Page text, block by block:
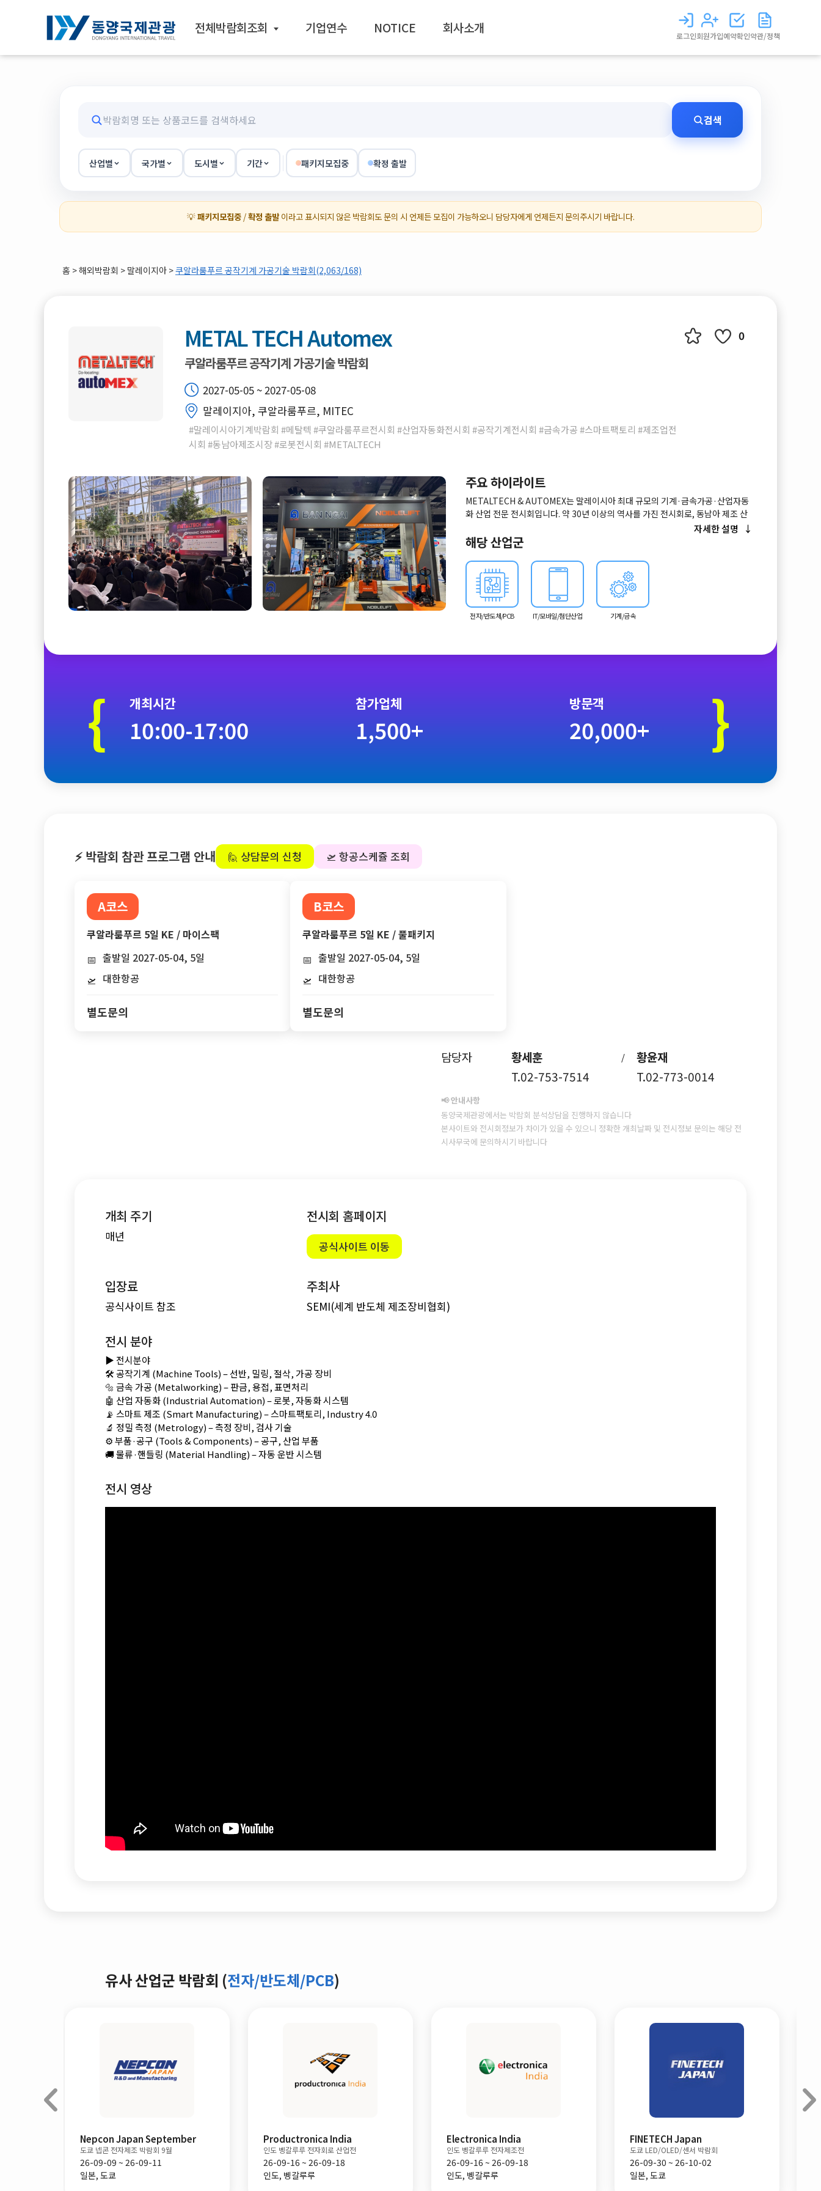
전체박람회조회 기업연수 NOTICE 회사소개
로그인회원가입예약확인약관/정책
검색
산업별 국가별 도시별 기간 패키지모집중 확정 출발
💡패키지모집중/확정 출발이라고 표시되지 않은 박람회도 문의 시 언제든 모집이 가능하오니 담당자에게 언제든지 문의주시기 바랍니다.
홈 >해외박람회 > 말레이지아 >쿠알라룸푸르 공작기계 가공기술 박람회(2,063/168)
METAL TECH Automex
쿠알라룸푸르 공작기계 가공기술 박람회
2027-05-05 ~ 2027-05-08
말레이지아, 쿠알라룸푸르, MITEC
#말레이시아기계박람회 #메탈텍 #쿠알라룸푸르전시회 #산업자동화전시회 #공작기계전시회 #금속가공 #스마트팩토리 #제조업전
시회 #동남아제조시장 #로봇전시회 #METALTECH
0
주요 하이라이트
METALTECH & AUTOMEX는 말레이시아 최대 규모의 기계·금속가공·산업자동
화 산업 전문 전시회입니다. 약 30년 이상의 역사를 가진 전시회로, 동남아 제조 산
업을 대표하는 행사이며 공작기계, 금속 가공, 산업 자동화, 로봇 기술 을 통합적으
로 다루는 제조 산업 종합 플랫폼입니다. 특히 AUTOMEX(자동화 전시회)와 동시
개최되어 스마트팩토리, 로봇, Industry 4.0 기술까지 확장된 스마트 제조 중심 전
시회로 운영됩니다.
자세한 설명
해당 산업군
전자/반도체/PCB IT/모바일/첨단산업 기계/금속
{ 개최시간 참가업체 방문객
10:00-17:00 1,500+ 20,000+ }
⚡ 박람회 참관 프로그램 안내 🙋 상담문의 신청 🛫 항공스케쥴 조회
A코스
쿠알라룸푸르 5일 KE / 마이스팩
📅 출발일 2027-05-04, 5일
🛫 대한항공
별도문의
B코스
쿠알라룸푸르 5일 KE / 풀패키지
📅 출발일 2027-05-04, 5일
🛫 대한항공
별도문의
담당자 황세훈 /
황윤재
T.02-753-7514
T.02-773-0014
📢 안내사항
동양국제관광에서는 박람회 분석상담을 진행하지 않습니다
본사이트와 전시회정보가 차이가 있을 수 있으니 정확한 개최날짜 및 전시정보 문의는 해당 전
시사무국에 문의하시기 바랍니다
개최 주기
매년
전시회 홈페이지
공식사이트 이동
입장료
공식사이트 참조
주최사
SEMI(세계 반도체 제조장비협회)
전시 분야
▶️ 전시분야
🛠️ 공작기계 (Machine Tools) – 선반, 밀링, 절삭, 가공 장비
🔩 금속 가공 (Metalworking) – 판금, 용접, 표면처리
🤖 산업 자동화 (Industrial Automation) – 로봇, 자동화 시스템
📡 스마트 제조 (Smart Manufacturing) – 스마트팩토리, Industry 4.0
🔬 정밀 측정 (Metrology) – 측정 장비, 검사 기술
⚙️ 부품·공구 (Tools & Components) – 공구, 산업 부품
🚚 물류·핸들링 (Material Handling) – 자동 운반 시스템
전시 영상
유사 산업군 박람회 (전자/반도체/PCB)
Electronica China
상하이 전자 기술 박람회
26-07-01 ~ 26-07-03
중국, 상하이
Laser Taiwan
타이페이 레이저 박람회
26-08-19 ~ 26-08-22
대만, 타이페이
Semicon Taiwan
타이페이 반도체 제조 박람회
26-09-02 ~ 26-09-04
대만, 타이페이
Nepcon Japan September
도쿄 넵콘 전자제조 박람회 9월
26-09-09 ~ 26-09-11
일본, 도쿄